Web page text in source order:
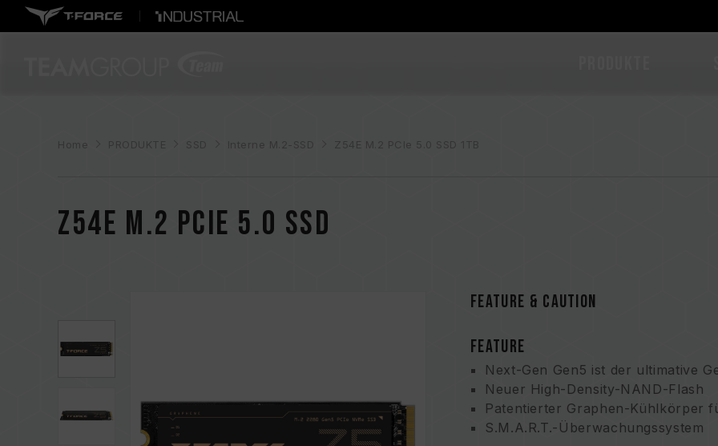
Home PRODUKTE SSD Interne M.2-SSD Z54E M.2 PCIe 5.0 SSD 1TB
Z54E M.2 PCIe 5.0 SSD
FEATURE & CAUTION
FEATURE
Next-Gen Gen5 ist der ultimative
Neuer High-Density-NAND-Flash
Patentierter Graphen-Kühlkörper
S.M.A.R.T.-Überwachungssystem